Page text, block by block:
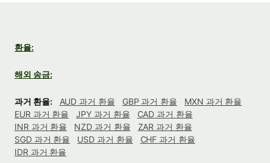
환율:
해외 송금:
과거 환율: AUD 과거 환율 GBP 과거 환율
MXN 과거 환율
EUR 과거 환율
JPY 과거 환율
CAD 과거 환율
INR 과거 환율
NZD 과거 환율
ZAR 과거 환율
SGD 과거 환율
USD 과거 환율
CHF 과거 환율
IDR 과거 환율